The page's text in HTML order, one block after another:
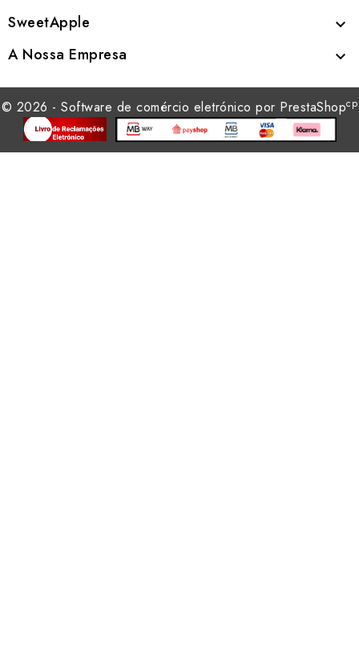
SweetApple 
A Nossa Empresa 
© 2026 - Software de comércio eletrónico por PrestaShopcp